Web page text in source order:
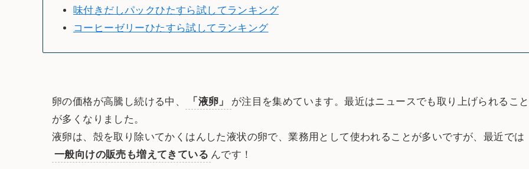
味付きだしパックひたすら試してランキング
コーヒーゼリーひたすら試してランキング
卵の価格が高騰し続ける中、 「液卵」
が注目を集めています。最近はニュースでも取り上げられること
が多くなりました。
液卵は、殻を取り除いてかくはんした液状の卵で、業務用として使われることが多いですが、最近では
一般向けの販売も増えてきている んです！